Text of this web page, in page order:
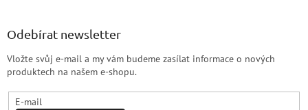
Odebírat newsletter
Vložte svůj e-mail a my vám budeme zasílat informace o nových
produktech na našem e-shopu.
E-mail